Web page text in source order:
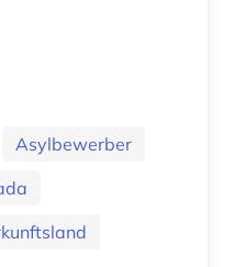
Asylbewerber